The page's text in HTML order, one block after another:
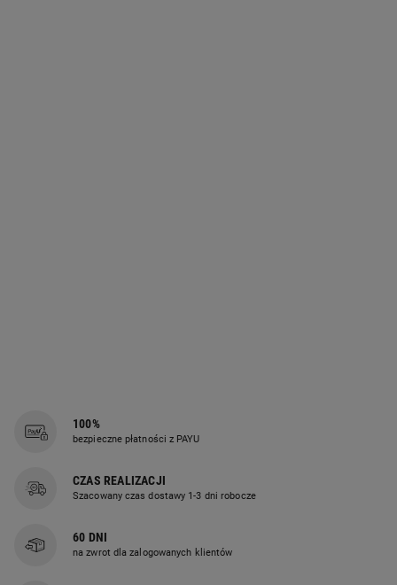
100%
bezpieczne płatności z PAYU
CZAS REALIZACJI
Szacowany czas dostawy 1-3 dni robocze
60 DNI
na zwrot dla zalogowanych klientów